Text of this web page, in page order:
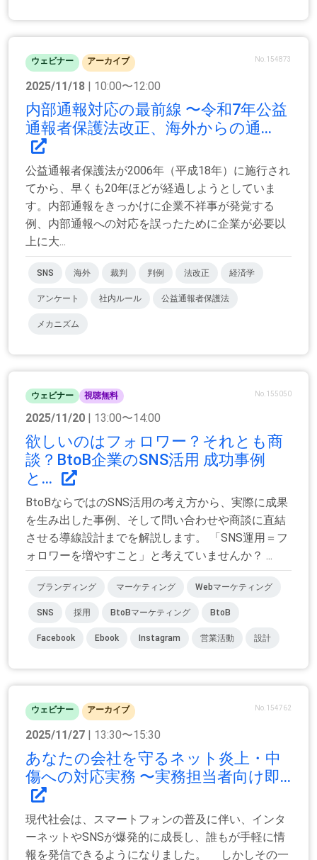
ウェビナー アーカイブ No.154873
2025/11/18 | 10:00〜12:00
内部通報対応の最前線 〜令和7年公益
通報者保護法改正、海外からの通...
公益通報者保護法が2006年（平成18年）に施行され
てから、早くも20年ほどが経過しようとしていま
す。内部通報をきっかけに企業不祥事が発覚する
例、内部通報への対応を誤ったために企業が必要以
上に大...
SNS 海外 裁判 判例 法改正 経済学
アンケート 社内ルール 公益通報者保護法
メカニズム
ウェビナー 視聴無料 No.155050
2025/11/20 | 13:00〜14:00
欲しいのはフォロワー？それとも商
談？BtoB企業のSNS活用 成功事例
と...
BtoBならではのSNS活用の考え方から、実際に成果
を生み出した事例、そして問い合わせや商談に直結
させる導線設計までを解説します。 「SNS運用＝フ
ォロワーを増やすこと」と考えていませんか？ ...
ブランディング マーケティング Webマーケティング
SNS 採用 BtoBマーケティング BtoB
Facebook Ebook Instagram 営業活動 設計
ウェビナー アーカイブ No.154762
2025/11/27 | 13:30〜15:30
あなたの会社を守るネット炎上・中
傷への対応実務 〜実務担当者向け即...
現代社会は、スマートフォンの普及に伴い、インタ
ーネットやSNSが爆発的に成長し、誰もが手軽に情
報を発信できるようになりました。 しかしその一